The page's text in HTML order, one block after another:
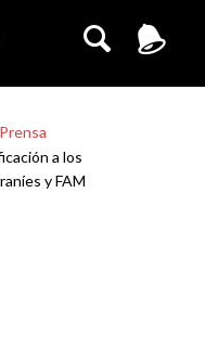
a los
y FAM